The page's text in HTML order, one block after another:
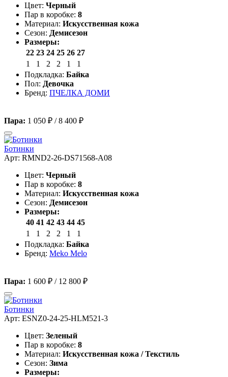
Цвет: Черный
Пар в коробке: 8
Материал: Искусственная кожа
Сезон: Демисезон
Размеры:
22 23 24 25 26 27
1
1 2 2 1
1
Подкладка: Байка
Пол: Девочка
Бренд: ПЧЕЛКА ДОМИ
Пара: 1 050 ₽ /8 400 ₽
Ботинки
Арт: RMND2-26-DS71568-A08
Цвет: Черный
Пар в коробке: 8
Материал: Искусственная кожа
Сезон: Демисезон
Размеры:
40 41 42 43 44 45
1
1 2 2 1
1
Подкладка: Байка
Бренд: Meko Melo
Пара: 1 600 ₽ / 12 800 ₽
Ботинки
Арт: ESNZ0-24-25-HLM521-3
Цвет: Зеленый
Пар в коробке: 8
Материал: Искусственная кожа / Текстиль
Сезон: Зима
Размеры: